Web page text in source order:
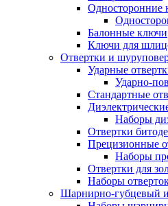
Односторонние
Балонные ключи
Ключи для
Отвертки и
Ударные
Ударно-
Стандартные
Наборы
Отвертки
Прецизионные
Наборы
Отвертки для
Наборы
Шарнирно-губцевый